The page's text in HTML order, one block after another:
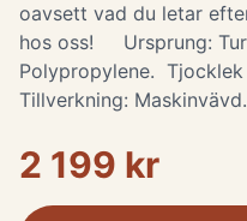
oavsett vad du letar
hos oss! Ursprung:
Polypropylene.
Tillverkning:
2 199 kr